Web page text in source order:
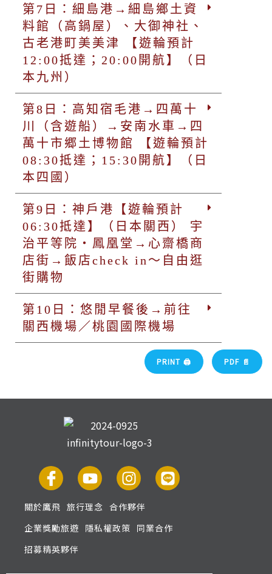
第7日：細島港→細島鄉土資
料館（高鍋屋）、大御神社、
古老港町美美津 【遊輪預計
12:00抵達；20:00開航】（日
本九州）
第8日：高知宿毛港→四萬十
川（含遊船）→安南水車→四
萬十市郷土博物館 【遊輪預計
08:30抵達；15:30開航】（日
本四國）
第9日：神戶港【遊輪預計
06:30抵達】（日本關西） 宇
治平等院‧鳳凰堂→心齋橋商
店街→飯店check in～自由逛
街購物
第10日：悠閒早餐後→前往
關西機場／桃園國際機場
PRINT 🖨 PDF 📄
關於鷹飛 旅行理念 合作夥伴
企業獎勵旅遊 隱私權政策 同業合作
招募精英夥伴